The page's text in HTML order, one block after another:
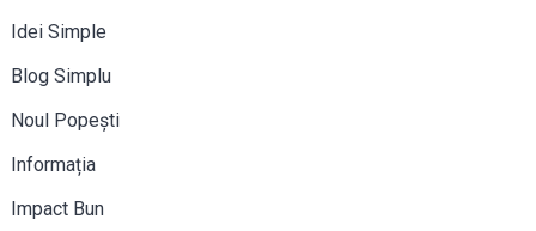
Idei Simple
Blog Simplu
Noul Popești
Informația
Impact Bun